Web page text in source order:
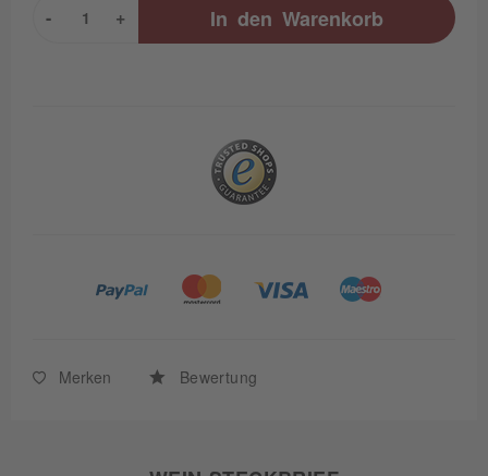
+
- In den Warenkorb
Merken Bewertung